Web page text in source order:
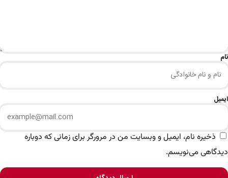
نام
ایمیل
ذخیره نام، ایمیل و وبسایت من در مرورگر برای زمانی که دوباره
دیدگاهی می‌نویسم.